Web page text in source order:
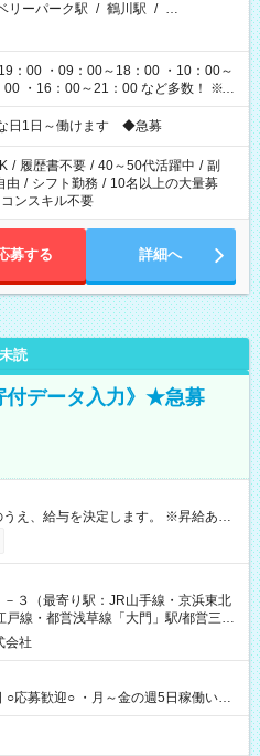
リーパーク駅 / 鶴川駅 / …
：00 ・09：00～18：00 ・10：00～
00～21：00 など多数！ ※お
なります
日1日～働けます ◆急募
/ 履歴書不要 / 40～50代活躍中 / 副
由 / シフト勤務 / 10名以上の大量募
ンスキル不要
募する 詳細へ
未読
付データ入力》★急募
え、給与を決定します。 ※昇給あり
） ※残業が発生した場合は、時間外手
交通費支給（月額上限50,000円／当社
【試用期間】試用期間
月 雇用形態、給与は本採用時と同じ
康保険などの福利厚生の一部が制限さ
３（最寄り駅：JR山手線・京浜東北
戸線・都営浅草線「⼤⾨」駅/都営三田
会社
○応募歓迎○ ・月～金の週5日稼働いた
時間（休憩1時間）